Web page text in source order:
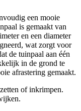
een mooie
is gemaakt van
en een diameter
wat zorgt voor
de tuinpaal aan één
in de grond te
afrastering gemaakt.
of inkrimpen.